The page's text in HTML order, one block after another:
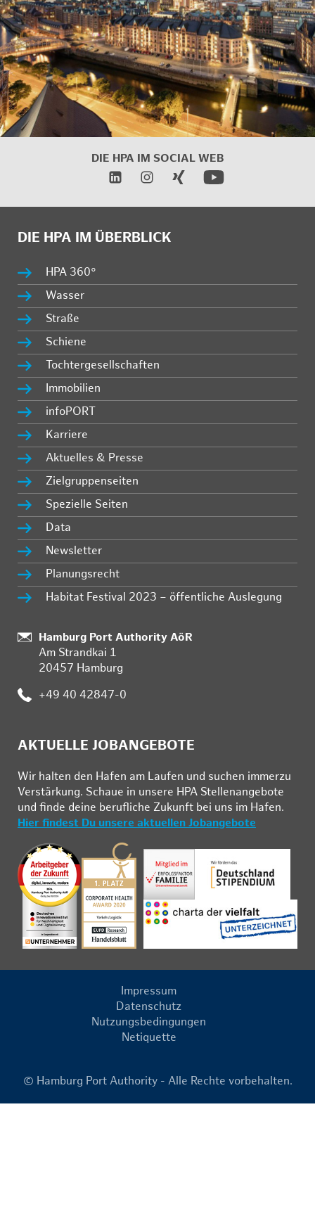
DIE HPA IM SOCIAL WEB
DIE HPA IM ÜBERBLICK
HPA 360°
Wasser
Straße
Schiene
Tochtergesellschaften
Immobilien
infoPORT
Karriere
Aktuelles & Presse
Zielgruppenseiten
Spezielle Seiten
Data
Newsletter
Planungsrecht
Habitat Festival 2023 – öffentliche Auslegung
:
Hamburg Port Authority AöR
Am Strandkai 1
20457 Hamburg
: +49 40 42847-0
AKTUELLE JOBANGEBOTE
Wir hal­ten den Ha­fen am Lau­fen und su­chen im­mer­zu
Ver­stär­kung. Schau­e in un­se­re HPA Stel­len­an­ge­bo­te
und fin­de deine be­ruf­li­che Zu­kunft bei uns im Ha­fen.
Hier findest Du unsere aktuellen Jobangebote
Impressum
Datenschutz
Nutzungsbedingungen
Netiquette
© Hamburg Port Authority - Alle Rechte vorbehalten.